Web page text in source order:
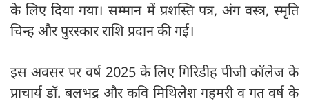
के लिए दिया गया। सम्मान में प्रशस्ति पत्र, अंग वस्त्र, स्मृति
चिन्ह और पुरस्कार राशि प्रदान की गई।
इस अवसर पर वर्ष 2025 के लिए गिरिडीह पीजी कॉलेज के
प्राचार्य डॉ. बलभद्र और कवि मिथिलेश गहमरी व गत वर्ष के